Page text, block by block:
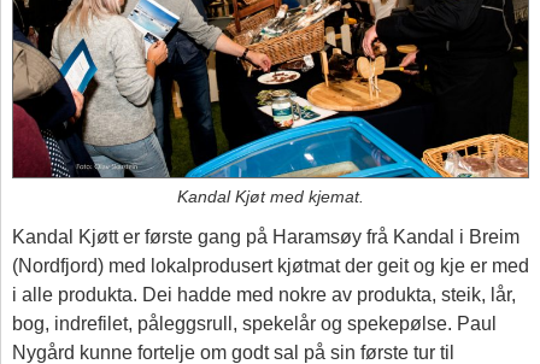
Kandal Kjøt med kjemat.
Kandal Kjøtt er første gang på Haramsøy frå Kandal i Breim
(Nordfjord) med lokalprodusert kjøtmat der geit og kje er med
i alle produkta. Dei hadde med nokre av produkta, steik, lår,
bog, indrefilet, påleggsrull, spekelår og spekepølse. Paul
Nygård kunne fortelje om godt sal på sin første tur til